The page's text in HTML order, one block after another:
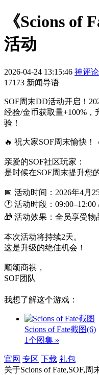
《Scions of
活动
2026-04-24 13:15:46 神评论
17173 新闻导语
SOF周末DD活动开启！
经验/金币获取量+100%
验！
🔥 祝大家SOF周末愉快！
亲爱的SOF社区玩家：
是时候在SOF周末提升您
📅 活动时间：2026年4月
🕐 活动时段：09:00–12:00
🎁 活动效果：全员享受物
本次活动将持续2天。
这是升级的绝佳机会！
顺颂商祺，
SOF团队
我想了解这个游戏：
Scions of Fate截图(6)
1个图集 »
官网 专区 下载 礼包
关于Scions of Fate,SOF,